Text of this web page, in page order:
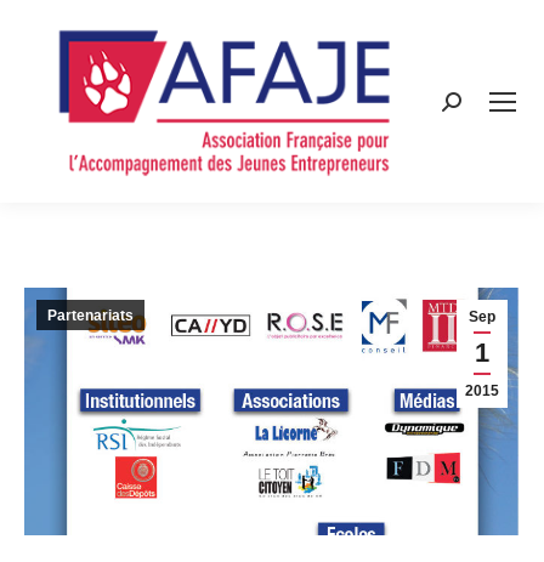
Search:
Sep
1
2015
Partenariats